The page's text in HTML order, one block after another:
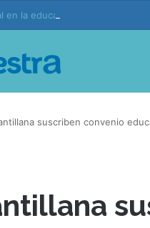
en la educación: retos y
suscriben convenio